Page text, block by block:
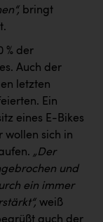
bringt
% der
Auch der
letzten
Ein
eines E-Bikes
wollen sich in
„Der
und
ein immer
weiß
auch der